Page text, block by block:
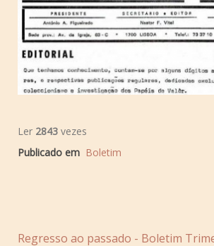
Ler 2843 vezes
Publicado em Boletim
Regresso ao passado - Boletim